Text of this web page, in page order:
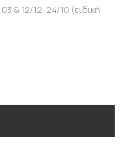
& 12/12, 24/10 (ειδική